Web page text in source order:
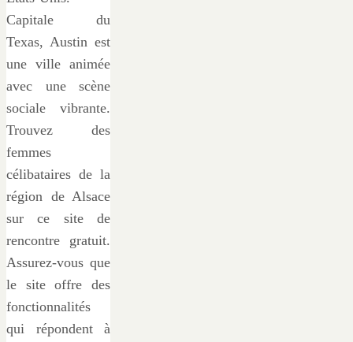
Capitale du
Texas, Austin est
une ville animée
avec une scène
sociale vibrante.
Trouvez des
femmes
célibataires de la
région de Alsace
sur ce site de
rencontre gratuit.
Assurez-vous que
le site offre des
fonctionnalités
qui répondent à